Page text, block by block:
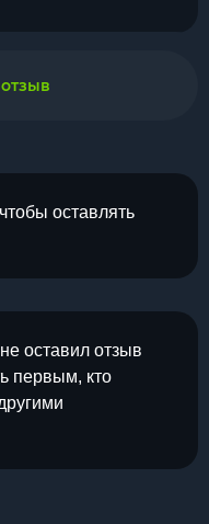
оставлять
оставил отзыв
первым, кто